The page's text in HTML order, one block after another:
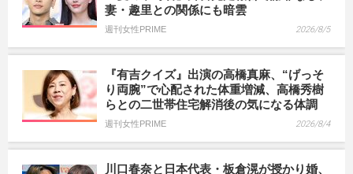
妻・趣里との関係にも暗雲
週刊女性PRIME 2026/8/5
『有吉クイズ』出演の高橋真麻、“げっそ
り両腕”で心配された体重増減、高橋秀樹
らとの二世帯住宅解消後の気になる体調
週刊女性PRIME 2026/8/4
川口春奈と日本代表・板倉滉が授かり婚、